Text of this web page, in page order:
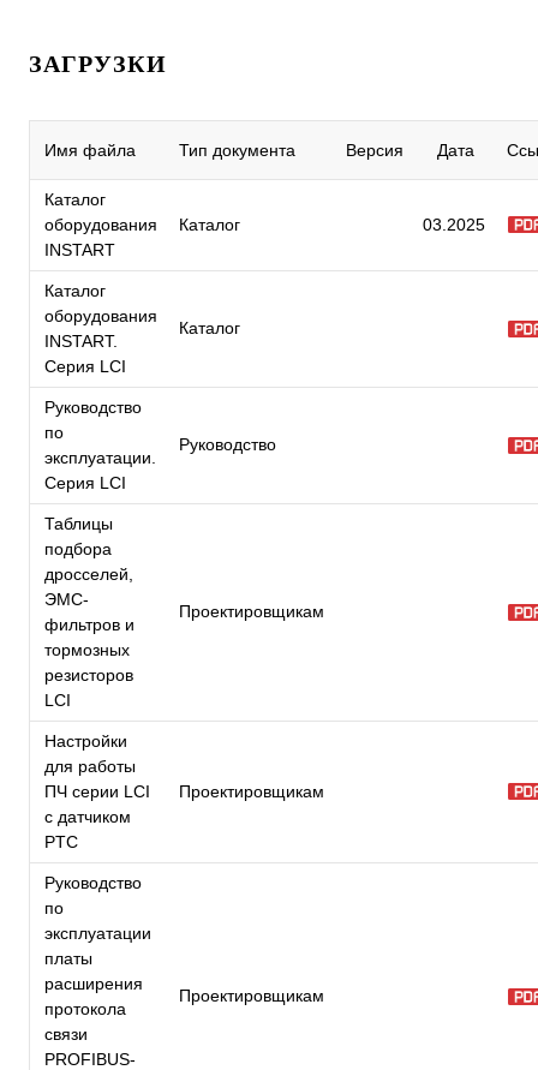
ЗАГРУЗКИ
Имя файла Тип документа Версия Дата
Каталог
оборудования
INSTART
Каталог 03.2025
Каталог
оборудования
INSTART.
Серия LCI
Каталог
Руководство
по
эксплуатации.
Серия LCI
Руководство
Таблицы
подбора
дросселей,
ЭМС-
фильтров и
тормозных
резисторов
LCI
Проектировщикам
Настройки
для работы
ПЧ серии LCI
с датчиком
PTC
Проектировщикам
Руководство
по
эксплуатации
платы
расширения
протокола
связи
PROFIBUS-
Проектировщикам